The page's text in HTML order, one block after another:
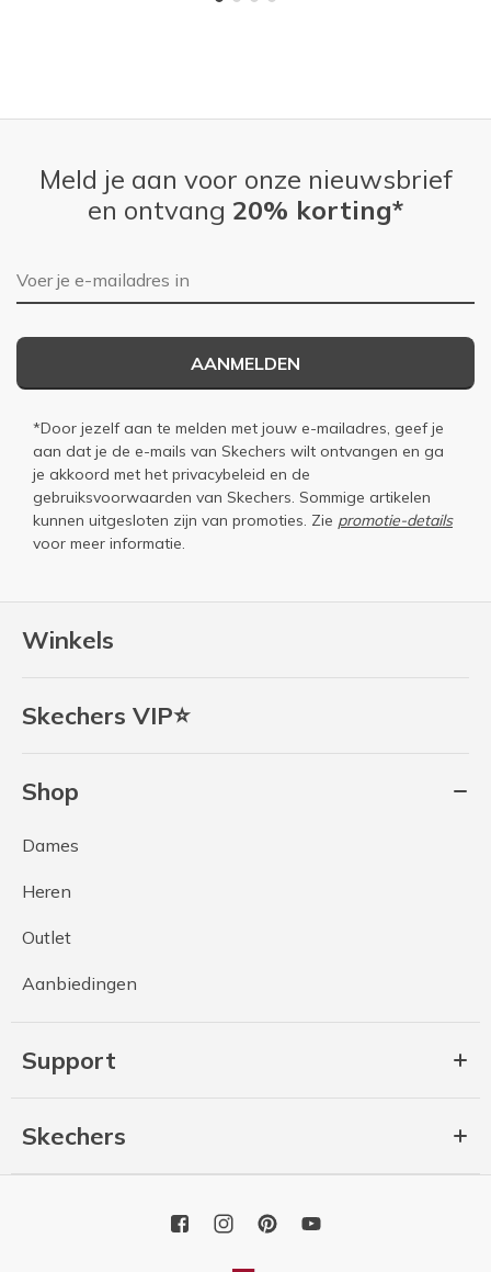
Winkels
Skechers VIP⭐
Shop
Dames
Heren
Outlet
Aanbiedingen
Support
Skechers
Meld je aan voor onze nieuwsbrief
en ontvang 20% korting*
E-mailadres
AANMELDEN
*Door jezelf aan te melden met jouw e-mailadres, geef je
aan dat je de e-mails van Skechers wilt ontvangen en ga
je akkoord met het privacybeleid en de
gebruiksvoorwaarden van Skechers. Sommige artikelen
kunnen uitgesloten zijn van promoties. Zie promotie-details
voor meer informatie.